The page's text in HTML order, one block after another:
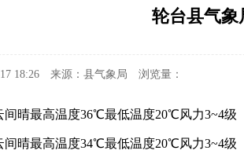
轮台县气象
18:26 来源：县气象局 浏览量：
间晴最高温度36℃最低温度20℃风力3~4级
间晴最高温度34℃最低温度20℃风力3~4级